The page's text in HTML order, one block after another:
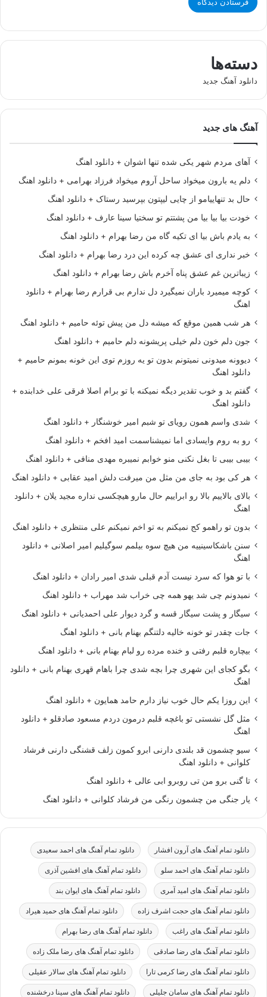
دسته‌ها
دانلود آهنگ جدید
آهنگ های جدید
آهای مردم شهر یکی شده تنها اشوان + دانلود اهنگ
دلم یه بارون میخواد ساحل آروم میخواد فرزاد بهرامی + دانلود اهنگ
حال بد تنهاییامو از چایی لیپتون بپرسید رستاک + دانلود اهنگ
خودت بیا بیا بیا من پشتتم تو سختیا سینا عارف + دانلود اهنگ
به یادم باش بیا ای تکیه گاه من رضا بهرام + دانلود اهنگ
خبر نداری ای عشق چه کرده این درد رضا بهرام + دانلود اهنگ
زیباترین غم عشق پناه آخرم باش رضا بهرام + دانلود اهنگ
کوچه میمیرد باران نمیگیرد دل ندارم بی قرارم رضا بهرام + دانلود
اهنگ
هر شب همین موقع که میشه دل من پیش توئه حامیم + دانلود اهنگ
جون دلم خون دلم خیلی پریشونه دلم حامیم + دانلود اهنگ
دیوونه میدونی نمیتونم بدون تو یه روزم توی این خونه بمونم حامیم +
دانلود اهنگ
گفتم بد و خوب تقدیر دیگه نمیکنه با تو برام اصلا فرقی علی خدابنده +
دانلود اهنگ
شدی واسم همون رویای تو شبم امیر خوشنگار + دانلود اهنگ
رو به روم وایسادی اما نمیشناسمت امید افخم + دانلود اهنگ
بیبی بیبی تا بغل نکنی منو خوابم نمیبره مهدی منافی + دانلود اهنگ
هر کی بود به جای من مثل من میرفت دلش امید عقابی + دانلود اهنگ
بالای بالاییم بالا رو ابراییم حال مارو هیچکسی نداره مجید یلان + دانلود
اهنگ
بدون تو راهمو کج نمیکنم به تو اخم نمیکنم علی منتظری + دانلود اهنگ
سنن باشکاسینییه من هیچ سوه بیلمم سوگیلیم امیر اصلانی + دانلود
اهنگ
با تو هوا که سرد نیست آدم قبلی شدی امیر رادان + دانلود اهنگ
نمیدونم چی شد یهو همه چی خراب شد مهراب + دانلود اهنگ
سیگار و پشت سیگار قسه و گرد دیوار علی احمدیانی + دانلود اهنگ
جات چقدر تو خونه خالیه دلتنگم بهنام بانی + دانلود اهنگ
بیچاره قلبم رفتی و خنده مرده رو لبام بهنام بانی + دانلود اهنگ
بگو کجای این شهری چرا بچه شدی چرا باهام قهری بهنام بانی + دانلود
اهنگ
این روزا یکم حال خوب نیاز دارم حامد همایون + دانلود اهنگ
مثل گل نشستی تو باغچه قلبم درمون دردم مسعود صادقلو + دانلود
اهنگ
سیو چشمون قد بلندی دارنی ابرو کمون زلف قشنگی دارنی فرشاد
کلوانی + دانلود اهنگ
تا گنی برو من تی روبرو ابی عالی + دانلود اهنگ
یار جنگی من چشمون رنگی من فرشاد کلوانی + دانلود اهنگ
دانلود تمام آهنگ های آرون افشار دانلود تمام آهنگ های احمد سعیدی
دانلود تمام آهنگ های احمد سلو دانلود تمام آهنگ های افشین آذری
دانلود تمام آهنگ های امید آمری دانلود تمام آهنگ های ایوان بند
دانلود تمام آهنگ های حجت اشرف زاده دانلود تمام آهنگ های حمید هیراد
دانلود تمام آهنگ های راغب دانلود تمام آهنگ های رضا بهرام
دانلود تمام آهنگ های رضا صادقی دانلود تمام آهنگ های رضا ملک زاده
دانلود تمام آهنگ های رضا کرمی تارا دانلود تمام آهنگ های سالار عقیلی
دانلود تمام آهنگ های سامان جلیلی دانلود تمام آهنگ های سینا درخشنده